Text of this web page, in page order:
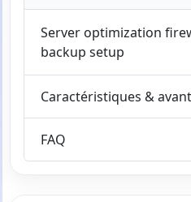
Server optimization
backup setup
Caractéristiques &
FAQ